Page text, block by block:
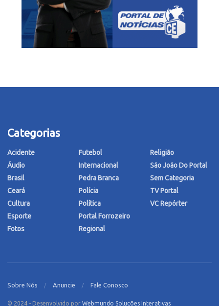
Categorias
Acidente
Áudio
Brasil
Ceará
Cultura
Esporte
Fotos
Futebol
Internacional
Pedra Branca
Polícia
Política
Portal Forrozeiro
Regional
Religião
São João Do Portal
Sem Categoria
TV Portal
VC Repórter
Sobre Nós Anuncie Fale Conosco
© 2024 - Desenvolvido por Webmundo Soluções Interativas